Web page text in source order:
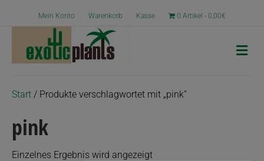
Mein Konto Warenkorb Kasse 0 Artikel 0,00€
N
a
Start / Produkte verschlagwortet mit „pink“
pink
Einzelnes Ergebnis wird angezeigt